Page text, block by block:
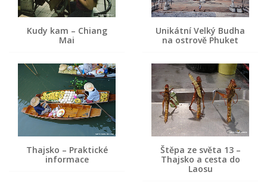
Kudy kam – Chiang
Mai
Unikátní Velký Budha
na ostrově Phuket
Thajsko – Praktické
informace
Štěpa ze světa 13 –
Thajsko a cesta do
Laosu